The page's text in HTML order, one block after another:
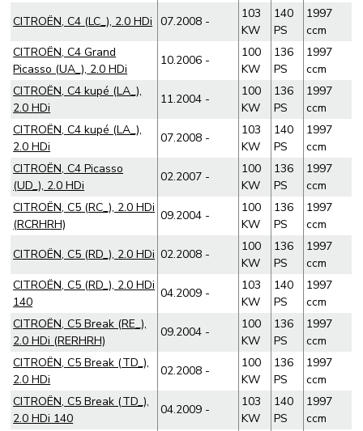
CITROËN, C4 (LC_), 2.0 HDi 07.2008 -
103
KW
140
PS
1997
ccm
CITROËN, C4 Grand
Picasso (UA_), 2.0 HDi
10.2006 -
100
KW
136
PS
1997
ccm
CITROËN, C4 kupé (LA_),
2.0 HDi
11.2004 -
100
KW
136
PS
1997
ccm
CITROËN, C4 kupé (LA_),
2.0 HDi
07.2008 -
103
KW
140
PS
1997
ccm
CITROËN, C4 Picasso
(UD_), 2.0 HDi
02.2007 -
100
KW
136
PS
1997
ccm
CITROËN, C5 (RC_), 2.0 HDi
(RCRHRH)
09.2004 -
100
KW
136
PS
1997
ccm
CITROËN, C5 (RD_), 2.0 HDi 02.2008 -
100
KW
136
PS
1997
ccm
CITROËN, C5 (RD_), 2.0 HDi
140
04.2009 -
103
KW
140
PS
1997
ccm
CITROËN, C5 Break (RE_),
2.0 HDi (RERHRH)
09.2004 -
100
KW
136
PS
1997
ccm
CITROËN, C5 Break (TD_),
2.0 HDi
02.2008 -
100
KW
136
PS
1997
ccm
CITROËN, C5 Break (TD_),
2.0 HDi 140
04.2009 -
103
KW
140
PS
1997
ccm